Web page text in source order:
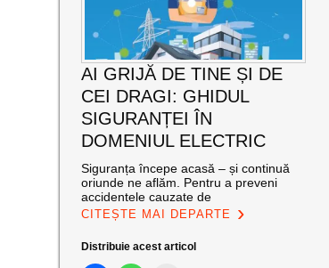
AI GRIJĂ DE TINE ȘI DE
CEI DRAGI: GHIDUL
SIGURANȚEI ÎN
DOMENIUL ELECTRIC
Siguranța începe acasă – și continuă
oriunde ne aflăm. Pentru a preveni
accidentele cauzate de
CITEȘTE MAI DEPARTE
Distribuie acest articol